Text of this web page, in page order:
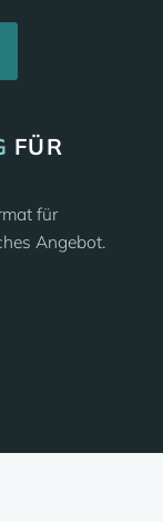
FÜR
für
Angebot.